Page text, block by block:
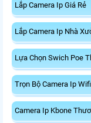
Lắp Camera Ip Giá Rẻ
Lắp Camera Ip Nhà
Lựa Chọn Swich Poe
Trọn Bộ Camera Ip
Camera Ip Kbone